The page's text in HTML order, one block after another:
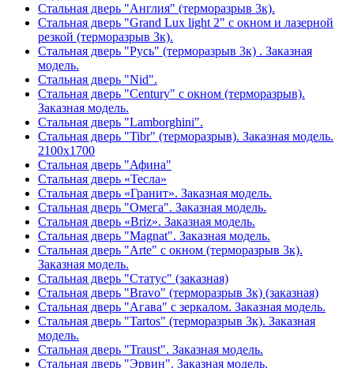
Стальная дверь "Англия" (терморазрыв 3к).
Стальная дверь "Grand Lux light 2" с окном и лазерной
резкой (терморазрыв 3к).
Стальная дверь "Русь" (терморазрыв 3к) . Заказная
модель.
Стальная дверь "Nid".
Стальная дверь "Century" с окном (терморазрыв).
Заказная модель.
Стальная дверь "Lamborghini".
Стальная дверь "Tibr" (терморазрыв). Заказная модель.
2100х1700
Стальная дверь "Афина"
Стальная дверь «Тесла»
Стальная дверь «Гранит». Заказная модель.
Стальная дверь "Омега". Заказная модель.
Стальная дверь «Briz». Заказная модель.
Стальная дверь "Magnat". Заказная модель.
Стальная дверь "Arte" с окном (терморазрыв 3к).
Заказная модель.
Стальная дверь "Статус" (заказная)
Стальная дверь "Bravo" (терморазрыв 3к) (заказная)
Стальная дверь "Агава" с зеркалом. Заказная модель.
Стальная дверь "Tartos" (терморазрыв 3к). Заказная
модель.
Стальная дверь "Traust". Заказная модель.
Стальная дверь "Эрвин". Заказная модель.